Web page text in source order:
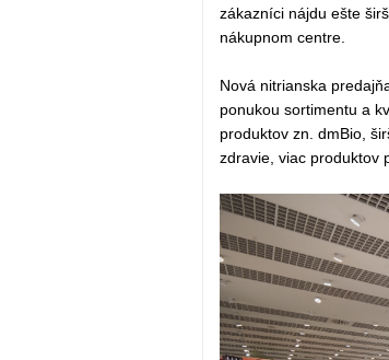
zákazníci nájdu ešte
nákupnom centre.
Nová nitrianska
ponukou sortimentu a
produktov zn. dmBio,
zdravie, viac produktov